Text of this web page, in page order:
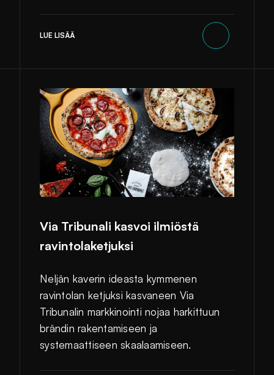
LUE LISÄÄ
Via Tribunali kasvoi ilmiöstä
ravintolaketjuksi
Neljän kaverin ideasta kymmenen
ravintolan ketjuksi kasvaneen Via
Tribunalin markkinointi nojaa harkittuun
brändin rakentamiseen ja
systemaattiseen skaalaamiseen.